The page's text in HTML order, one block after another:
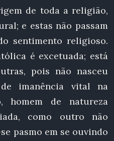
de toda a religião,
e estas não passam
sentimento religioso.
é excetuada; está
pois não nasceu
imanência vital na
homem de natureza
como outro não
pasmo em se ouvindo